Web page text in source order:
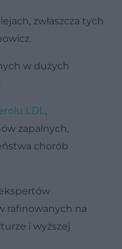
zwłaszcza tych
w dużych
LDL ,
zapalnych,
chorób
rafinowanych na
i wyższej